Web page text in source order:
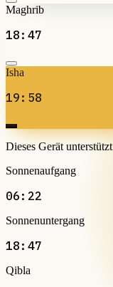
Maghrib
18:47
Isha
19:58
Dieses Gerät
Sonnenaufgang
06:22
Sonnenuntergang
18:47
Qibla